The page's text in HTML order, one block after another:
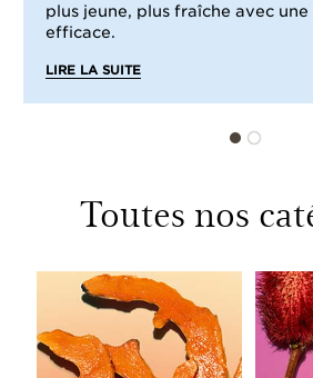
plus jeune, plus fraîche avec
efficace.
LIRE LA SUITE
Toutes nos